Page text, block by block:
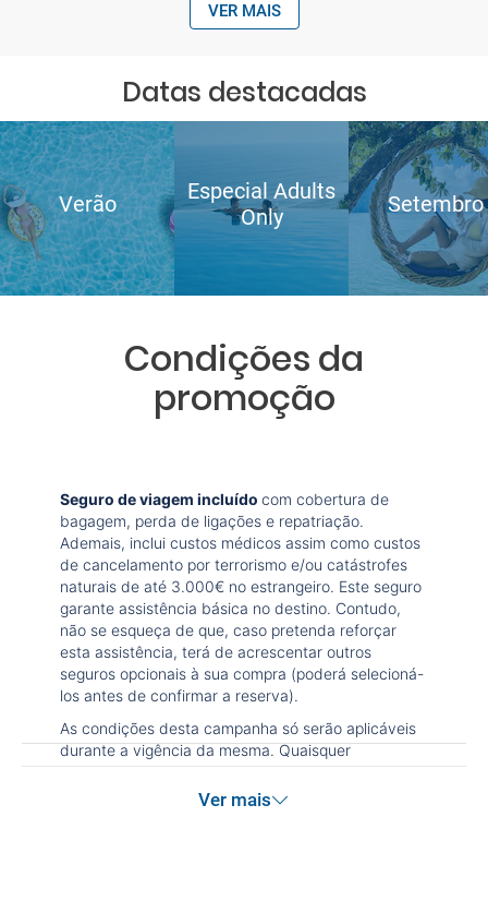
VER MAIS
Datas destacadas
Verão
Especial Adults
Only
Setembro
Condições da
promoção
Seguro de viagem incluído com cobertura de
bagagem, perda de ligações e repatriação.
Ademais, inclui custos médicos assim como custos
de cancelamento por terrorismo e/ou catástrofes
naturais de até 3.000€ no estrangeiro. Este seguro
garante assistência básica no destino. Contudo,
não se esqueça de que, caso pretenda reforçar
esta assistência, terá de acrescentar outros
seguros opcionais à sua compra (poderá selecioná-
los antes de confirmar a reserva).
As condições desta campanha só serão aplicáveis
durante a vigência da mesma. Quaisquer
após terminada esta campanha não serão
Ver mais